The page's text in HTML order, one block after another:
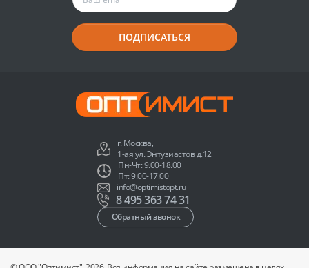
ПОДПИСАТЬСЯ
г. Москва,
1-ая ул. Энтузиастов д.12
Пн-Чт: 9.00-18.00
Пт: 9.00-17.00
info@optimistopt.ru
8 495 363 74 31
Обратный звонок